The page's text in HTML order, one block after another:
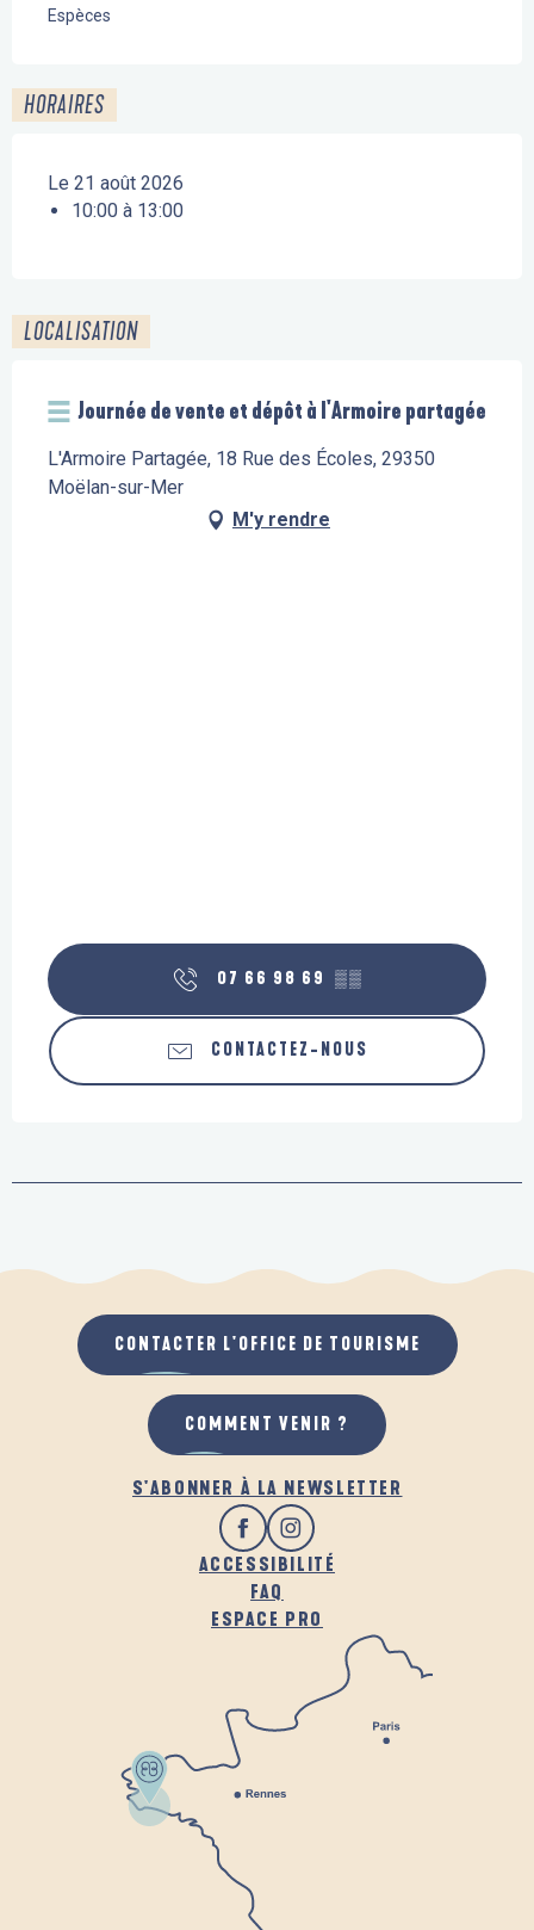
Espèces
HORAIRES
Le 21 août 2026
10:00 à 13:00
LOCALISATION
Journée de vente et dépôt à l'Armoire partagée
L'Armoire Partagée, 18 Rue des Écoles, 29350
Moëlan-sur-Mer
M'y rendre
07 66 98 69 ▒▒
CONTACTEZ-NOUS
S'ABONNER À LA NEWSLETTER
ACCESSIBILITÉ
FAQ
ESPACE PRO
CONTACTER L'OFFICE DE TOURISME
COMMENT VENIR ?